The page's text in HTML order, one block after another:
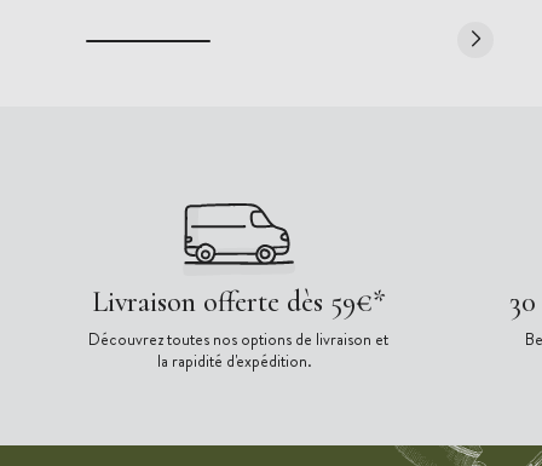
Livraison offerte dès 59€*
Découvrez toutes nos options de livraison et
la rapidité d'expédition.